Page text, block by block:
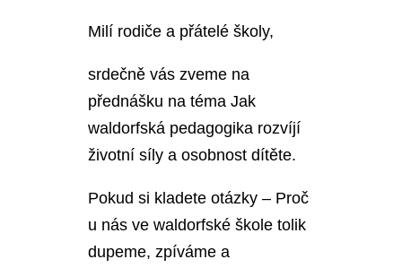
Milí rodiče a přátelé školy,
srdečně vás zveme na
přednášku na téma Jak
waldorfská pedagogika rozvíjí
životní síly a osobnost dítěte.
Pokud si kladete otázky – Proč
u nás ve waldorfské škole tolik
dupeme, zpíváme a